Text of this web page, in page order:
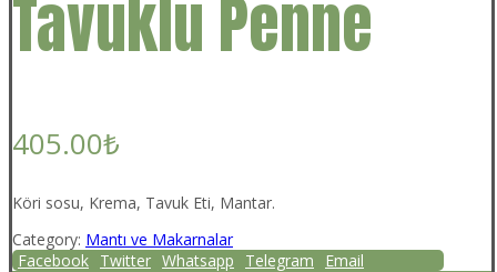
Tavuklu Penne
405.00₺
Köri sosu, Krema, Tavuk Eti, Mantar.
Category: Mantı ve Makarnalar
Facebook Twitter Whatsapp Telegram Email